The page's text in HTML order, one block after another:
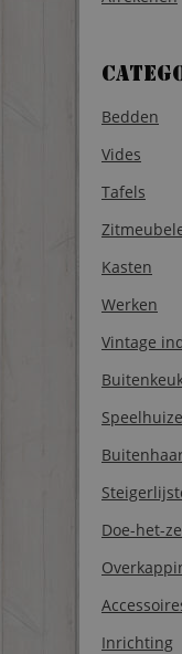
Bedden
Vides
Tafels
Kasten
Werken
Vintage
Doe-het-
Inrichting